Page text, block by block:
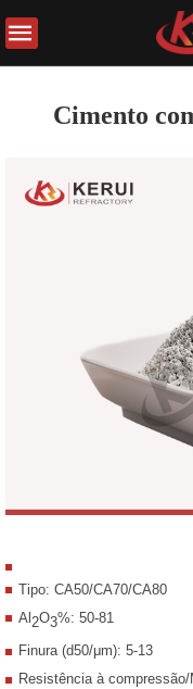
Cimento
Tipo: CA50/CA70/CA80
Al2O3%: 50-81
Finura (d50/μm): 5-13
Resistência à